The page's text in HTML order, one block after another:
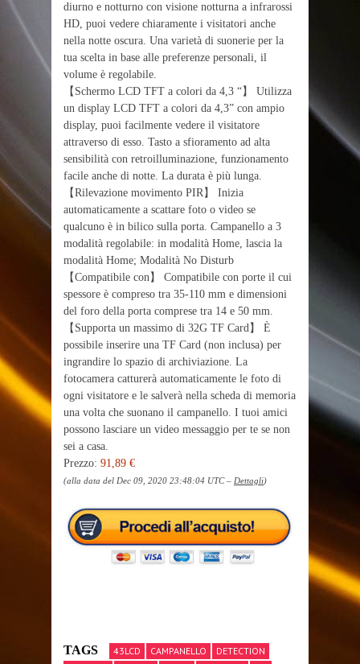
diurno e notturno con visione notturna a infrarossi
HD, puoi vedere chiaramente i visitatori anche
nella notte oscura. Una varietà di suonerie per la
tua scelta in base alle preferenze personali, il
volume è regolabile.
【Schermo LCD TFT a colori da 4,3 “】 Utilizza
un display LCD TFT a colori da 4,3” con ampio
display, puoi facilmente vedere il visitatore
attraverso di esso. Tasto a sfioramento ad alta
sensibilità con retroilluminazione, funzionamento
facile anche di notte. La durata è più lunga.
【Rilevazione movimento PIR】 Inizia
automaticamente a scattare foto o video se
qualcuno è in bilico sulla porta. Campanello a 3
modalità regolabile: in modalità Home, lascia la
modalità Home; Modalità No Disturb
【Compatibile con】 Compatibile con porte il cui
spessore è compreso tra 35-110 mm e dimensioni
del foro della porta comprese tra 14 e 50 mm.
【Supporta un massimo di 32G TF Card】 È
possibile inserire una TF Card (non inclusa) per
ingrandire lo spazio di archiviazione. La
fotocamera catturerà automaticamente le foto di
ogni visitatore e le salverà nella scheda di memoria
una volta che suonano il campanello. I tuoi amici
possono lasciare un video messaggio per te se non
sei a casa.
Prezzo: 91,89 €
(alla data del Dec 09, 2020 23:48:04 UTC – Dettagli)
TAGS 43LCD CAMPANELLO
DETECTION